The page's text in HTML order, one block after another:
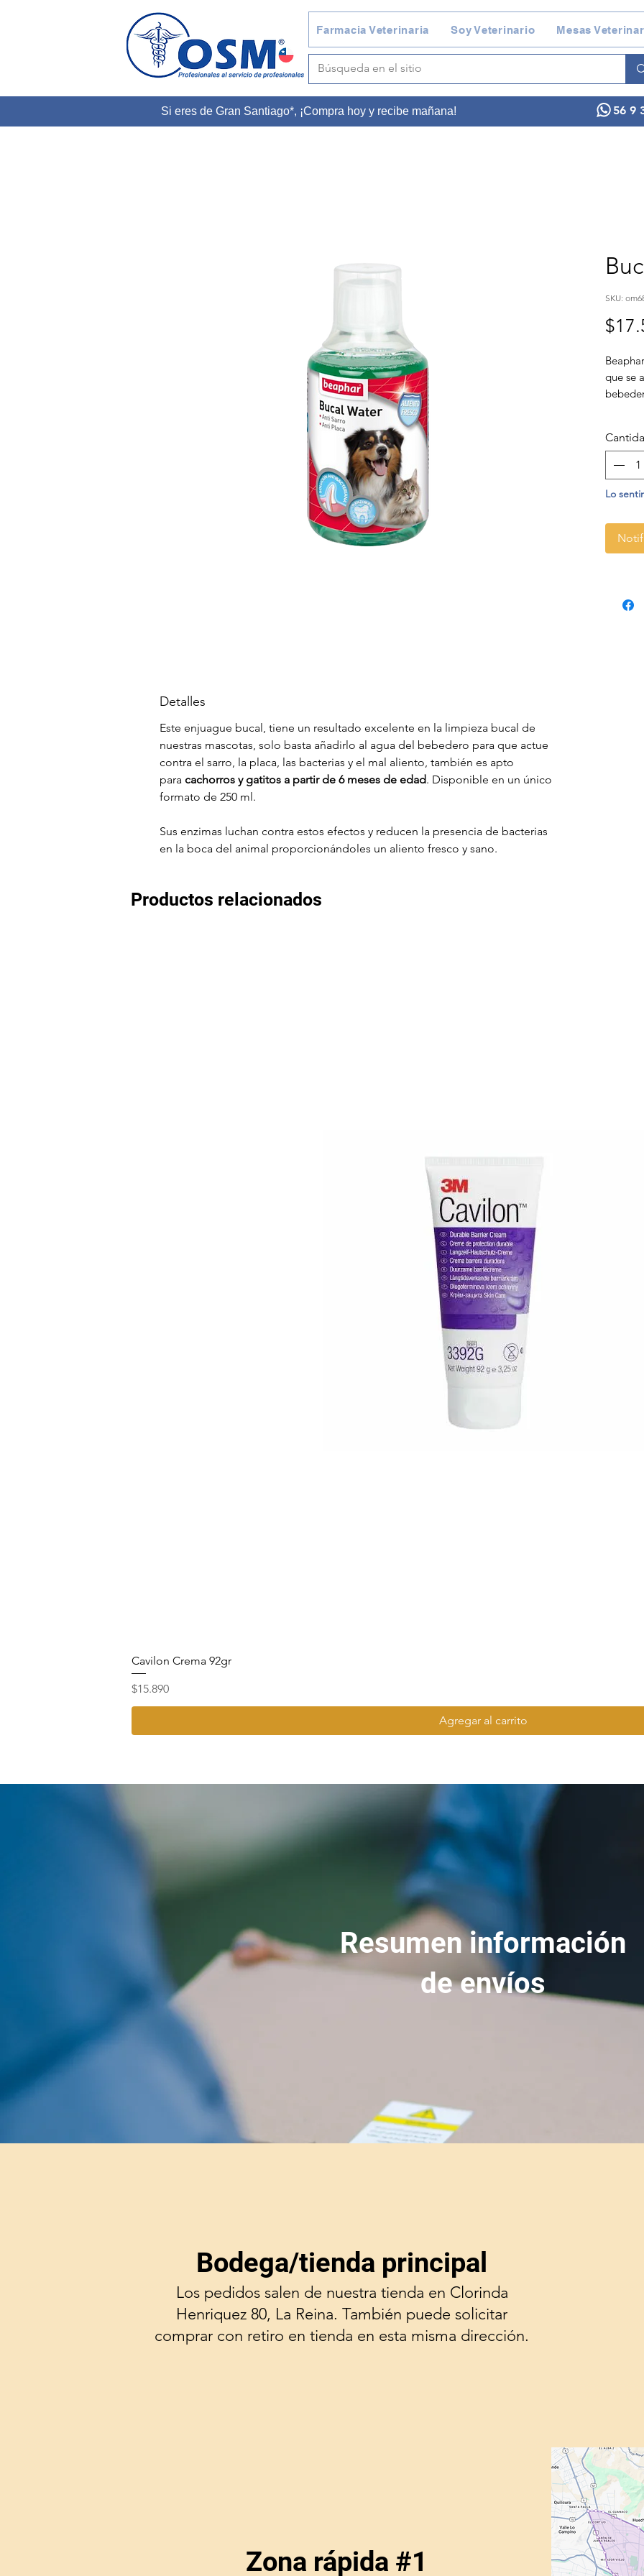
Farmacia Veterinaria Soy Veterinario Mesas
Si eres de Gran Santiago*, ¡Compra hoy y recibe mañana! 56 9
SKU:
que se
la vez
Lo
Detalles
Este enjuague bucal, tiene un resultado excelente en la limpieza bucal de
nuestras mascotas, solo basta añadirlo al agua del bebedero para que actue
contra el sarro, la placa, las bacterias y el mal aliento, también es apto
para cachorros y gatitos a partir de 6 meses de edad. Disponible en un único
formato de 250 ml.
Sus enzimas luchan contra estos efectos y reducen la presencia de bacterias
en la boca del animal proporcionándoles un aliento fresco y sano.
Productos relacionados
Cavilon Crema 92gr
Precio
$15.890
Agregar al carrito
Resumen información
de envíos
Bodega/tienda principal
Los pedidos salen de nuestra tienda en Clorinda
Henriquez 80, La Reina. También puede solicitar
comprar con retiro en tienda en esta misma dirección.
Zona rápida #1